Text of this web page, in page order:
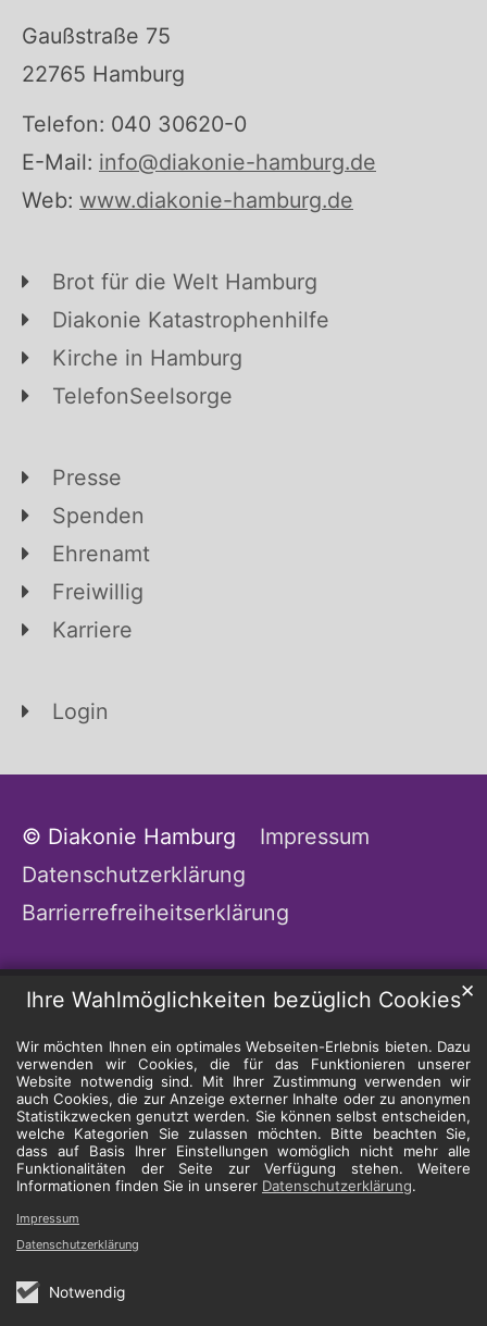
Ihre Wahlmöglichkeiten bezüglich Cookies
Wir möchten Ihnen ein optimales Webseiten-Erlebnis bieten. Dazu
verwenden wir Cookies, die für das Funktionieren unserer
Website notwendig sind. Mit Ihrer Zustimmung verwenden wir
auch Cookies, die zur Anzeige externer Inhalte oder zu anonymen
Statistikzwecken genutzt werden. Sie können selbst entscheiden,
welche Kategorien Sie zulassen möchten. Bitte beachten Sie,
dass auf Basis Ihrer Einstellungen womöglich nicht mehr alle
Funktionalitäten der Seite zur Verfügung stehen. Weitere
Informationen finden Sie in unserer Datenschutzerklärung.
Notwendig
✕
Impressum
Datenschutzerklärung
Gaußstraße 75
22765 Hamburg
Telefon: 040 30620-0
E-Mail: info@diakonie-hamburg.de
Web: www.diakonie-hamburg.de
Brot für die Welt Hamburg
Diakonie Katastrophenhilfe
Kirche in Hamburg
TelefonSeelsorge
Presse
Spenden
Ehrenamt
Freiwillig
Karriere
Login
© Diakonie Hamburg
Impressum
Datenschutzerklärung
Barrierrefreiheitserklärung